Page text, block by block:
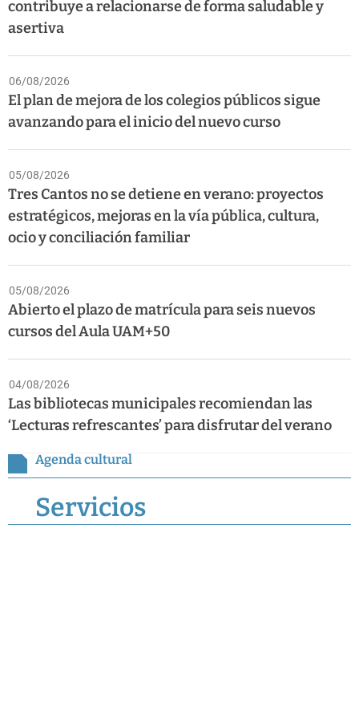
contribuye a relacionarse de forma saludable y
asertiva
06/08/2026
El plan de mejora de los colegios públicos sigue
avanzando para el inicio del nuevo curso
05/08/2026
Tres Cantos no se detiene en verano: proyectos
estratégicos, mejoras en la vía pública, cultura,
ocio y conciliación familiar
05/08/2026
Abierto el plazo de matrícula para seis nuevos
cursos del Aula UAM+50
04/08/2026
Las bibliotecas municipales recomiendan las
‘Lecturas refrescantes’ para disfrutar del verano
Agenda cultural
Servicios